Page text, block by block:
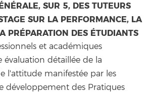
SUR 5, DES TUTEURS
SUR LA PERFORMANCE, LA
PRÉPARATION DES ÉTUDIANTS
et académiques
évaluation détaillée de la
l'attitude manifestée par les
développement des Pratiques